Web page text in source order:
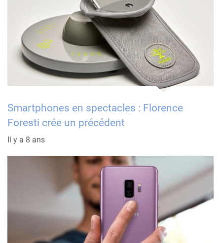
Smartphones en spectacles : Florence
Foresti crée un précédent
Il y a 8 ans